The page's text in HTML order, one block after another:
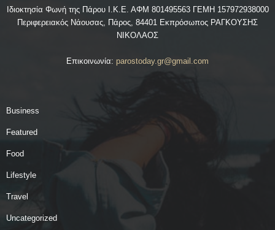
Ιδιοκτησία Φωνή της Πάρου Ι.Κ.Ε. ΑΦΜ 801495563 ΓΕΜΗ 157972938000
Περιφερειακός Νάουσας, Πάρος, 84401 Εκπρόσωπος ΡΑΓΚΟΥΣΗΣ
ΝΙΚΟΛΑΟΣ
Επικοινωνία: parostoday.gr@gmail.com
Business
Featured
Food
Lifestyle
Travel
Uncategorized